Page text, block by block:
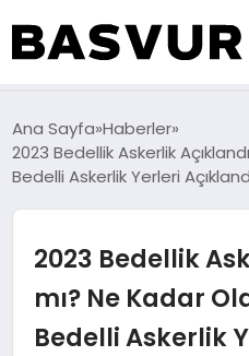
BAŞVURULAR
BAYILIKLER
HABERLER
Ana Sayfa Haberler
2023 Bedellik Askerlik
Bedelli Askerlik Yerleri
2023 Bedellik
mı? Ne Kadar
Bedelli Askerlik